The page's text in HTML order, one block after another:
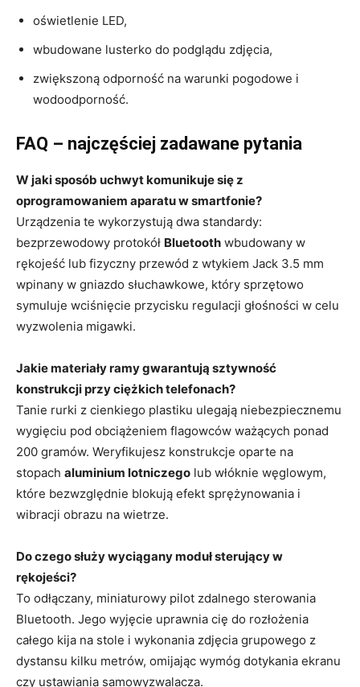
oświetlenie LED,
wbudowane lusterko do podglądu zdjęcia,
zwiększoną odporność na warunki pogodowe i
wodoodporność.
FAQ – najczęściej zadawane pytania
W jaki sposób uchwyt komunikuje się z
oprogramowaniem aparatu w smartfonie?
Urządzenia te wykorzystują dwa standardy:
bezprzewodowy protokół Bluetooth wbudowany w
rękojeść lub fizyczny przewód z wtykiem Jack 3.5 mm
wpinany w gniazdo słuchawkowe, który sprzętowo
symuluje wciśnięcie przycisku regulacji głośności w celu
wyzwolenia migawki.
Jakie materiały ramy gwarantują sztywność
konstrukcji przy ciężkich telefonach?
Tanie rurki z cienkiego plastiku ulegają niebezpiecznemu
wygięciu pod obciążeniem flagowców ważących ponad
200 gramów. Weryfikujesz konstrukcje oparte na
stopach aluminium lotniczego lub włóknie węglowym,
które bezwzględnie blokują efekt sprężynowania i
wibracji obrazu na wietrze.
Do czego służy wyciągany moduł sterujący w
rękojeści?
To odłączany, miniaturowy pilot zdalnego sterowania
Bluetooth. Jego wyjęcie uprawnia cię do rozłożenia
całego kija na stole i wykonania zdjęcia grupowego z
dystansu kilku metrów, omijając wymóg dotykania ekranu
czy ustawiania samowyzwalacza.